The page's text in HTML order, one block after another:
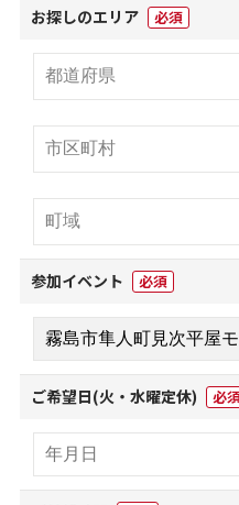
お探しのエリア 必須
参加イベント 必須
ご希望日(火・水曜定休) 必